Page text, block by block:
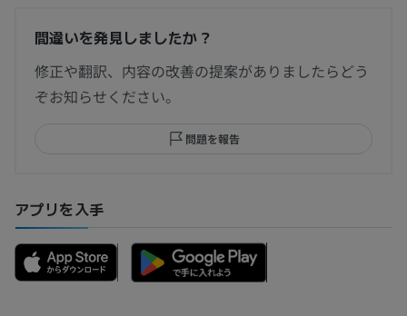
間違いを発見しましたか？
修正や翻訳、内容の改善の提案がありましたらどう
ぞお知らせください。
問題を報告
アプリを入手